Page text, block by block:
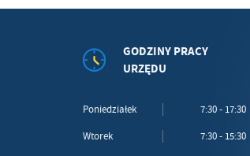
GODZINY PRACY
URZĘDU
Poniedziałek 7:30 - 17:30
Wtorek 7:30 - 15:30